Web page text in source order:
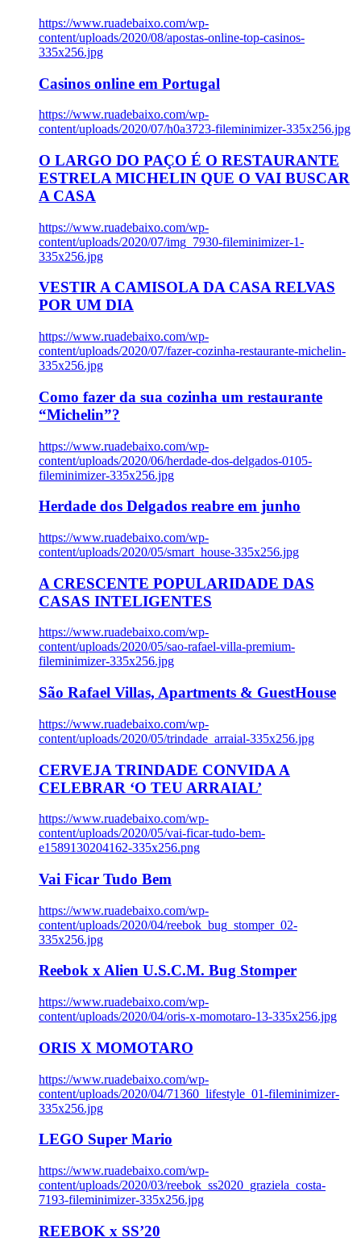
https://www.ruadebaixo.com/wp-
content/uploads/2020/08/apostas-online-top-casinos-
335x256.jpg
Casinos online em Portugal
https://www.ruadebaixo.com/wp-
content/uploads/2020/07/h0a3723-fileminimizer-335x256.jpg
O LARGO DO PAÇO É O RESTAURANTE
ESTRELA MICHELIN QUE O VAI BUSCAR
A CASA
https://www.ruadebaixo.com/wp-
content/uploads/2020/07/img_7930-fileminimizer-1-
335x256.jpg
VESTIR A CAMISOLA DA CASA RELVAS
POR UM DIA
https://www.ruadebaixo.com/wp-
content/uploads/2020/07/fazer-cozinha-restaurante-michelin-
335x256.jpg
Como fazer da sua cozinha um restaurante
“Michelin”?
https://www.ruadebaixo.com/wp-
content/uploads/2020/06/herdade-dos-delgados-0105-
fileminimizer-335x256.jpg
Herdade dos Delgados reabre em junho
https://www.ruadebaixo.com/wp-
content/uploads/2020/05/smart_house-335x256.jpg
A CRESCENTE POPULARIDADE DAS
CASAS INTELIGENTES
https://www.ruadebaixo.com/wp-
content/uploads/2020/05/sao-rafael-villa-premium-
fileminimizer-335x256.jpg
São Rafael Villas, Apartments & GuestHouse
https://www.ruadebaixo.com/wp-
content/uploads/2020/05/trindade_arraial-335x256.jpg
CERVEJA TRINDADE CONVIDA A
CELEBRAR ‘O TEU ARRAIAL’
https://www.ruadebaixo.com/wp-
content/uploads/2020/05/vai-ficar-tudo-bem-
e1589130204162-335x256.png
Vai Ficar Tudo Bem
https://www.ruadebaixo.com/wp-
content/uploads/2020/04/reebok_bug_stomper_02-
335x256.jpg
Reebok x Alien U.S.C.M. Bug Stomper
https://www.ruadebaixo.com/wp-
content/uploads/2020/04/oris-x-momotaro-13-335x256.jpg
ORIS X MOMOTARO
https://www.ruadebaixo.com/wp-
content/uploads/2020/04/71360_lifestyle_01-fileminimizer-
335x256.jpg
LEGO Super Mario
https://www.ruadebaixo.com/wp-
content/uploads/2020/03/reebok_ss2020_graziela_costa-
7193-fileminimizer-335x256.jpg
REEBOK x SS’20